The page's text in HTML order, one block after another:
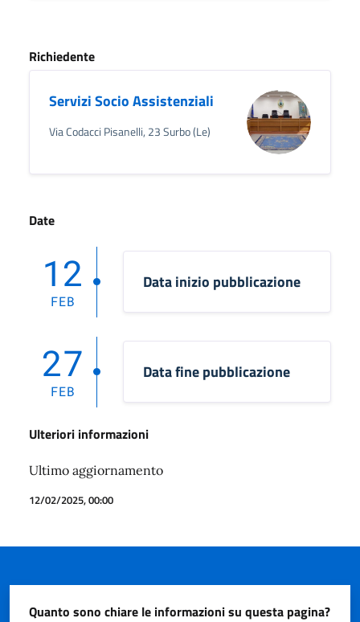
Richiedente
Servizi Socio Assistenziali
Via Codacci Pisanelli, 23 Surbo (Le)
Date
12
FEB
Data inizio pubblicazione
27
FEB
Data fine pubblicazione
Ulteriori informazioni
Ultimo aggiornamento
12/02/2025, 00:00
Quanto sono chiare le informazioni su questa pagina?